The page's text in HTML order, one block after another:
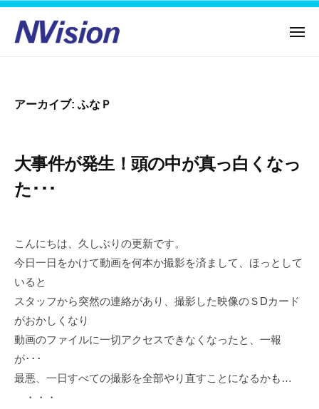
コ
s
o
n
–
会
エ
ヌ
ビ
ジ
ョ
で
に
進
む
メ
アーカイブ: ふなＰ
大事件が発生！頭の中が真っ白くなっ
た･･･
こんにちは、久しぶりの更新です。
今日一日をかけて動画を何本か撮影を済まして、ほっとして
いると
スタッフから突然の連絡があり、撮影した映像のＳDカード
がおかしくなり
動画のファイルに一切アクセスできなくなったと、一報
が･･･
最悪、一日すべての撮影を全部やり直すことになるかも…
・・・
V
i
n
限
会
社
ビ
ジ
ン
ー